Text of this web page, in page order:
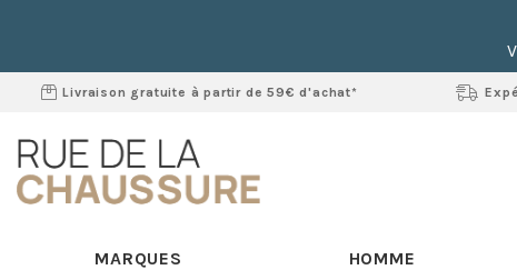
Livraison gratuite à partir de 59€ d'achat*
MARQUES HOMME